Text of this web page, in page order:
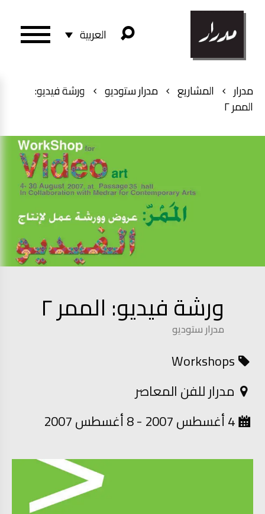
العربية
مدرار المشاريع مدرار ستوديو
ورشة فيديو:
الممر ٢
ورشة فيديو: الممر ٢
مدرار ستوديو
Workshops
مدرار للفن المعاصر
4 أغسطس 2007 - 8 أغسطس 2007